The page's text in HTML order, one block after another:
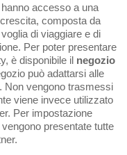
hanno accesso a una
composta da
di viaggiare e di
Per poter presentare
è disponibile il negozio
può adattarsi alle
Non vengono trasmessi
viene invece utilizzato
Per impostazione
presentate tutte